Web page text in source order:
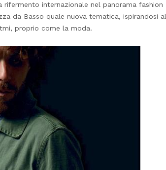
rifermento internazionale nel panorama fashion
da Basso quale nuova tematica, ispirandosi al
proprio come la moda.